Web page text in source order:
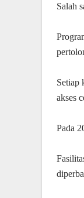
Salah
Setiap
akses
Pada